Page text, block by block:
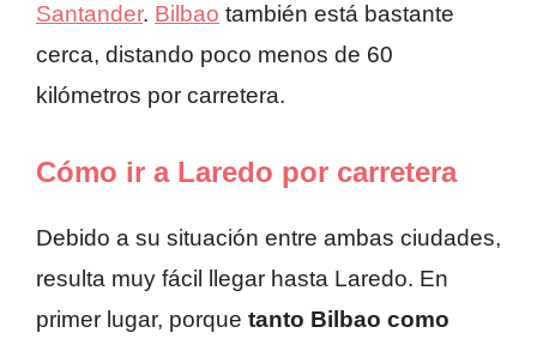
Santander. Bilbao también está bastante
cerca, distando poco menos de 60
kilómetros por carretera.
Cómo ir a Laredo por carretera
Debido a su situación entre ambas ciudades,
resulta muy fácil llegar hasta Laredo. En
primer lugar, porque tanto Bilbao como